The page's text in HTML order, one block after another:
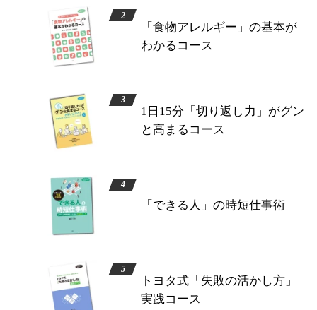
「食物アレルギー」の基本が
わかるコース
1日15分「切り返し力」がグン
と高まるコース
「できる人」の時短仕事術
トヨタ式「失敗の活かし方」
実践コース